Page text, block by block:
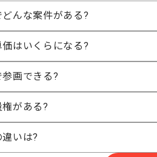
歓迎スキル
・スクラムでの開発経験
・PythonやLangGraphを用いた開発経験
・AIエージェントを用いた開発経験
上記に似た経験やスキルをお持ちであれば申
んな案件がある?
はいくらになる?
画できる?
がある?
いは?